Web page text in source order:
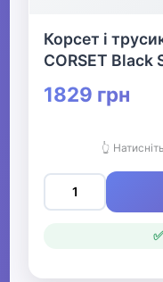
Корсет і
CORSET Black
1829 грн
👆